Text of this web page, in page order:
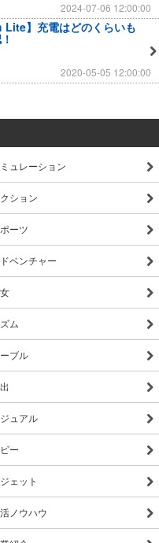
2024-07-06 12:00:00
】充電はどのくらいも
2020-05-05 12:00:00
ュレーション
ション
ーツ
ベンチャー
ム
ブル
ュアル
ー
ェット
ノウハウ